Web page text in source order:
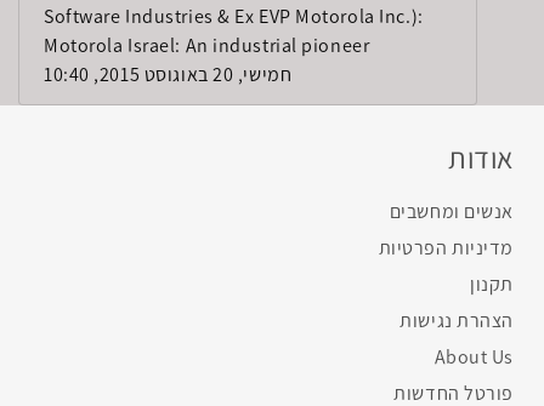
Software Industries & Ex EVP Motorola Inc.):
Motorola Israel: An industrial pioneer
חמישי, 20 באוגוסט 2015, 10:40
אודות
אנשים ומחשבים
מדיניות הפרטיות
תקנון
הצהרת נגישות
About Us
פורטל החדשות